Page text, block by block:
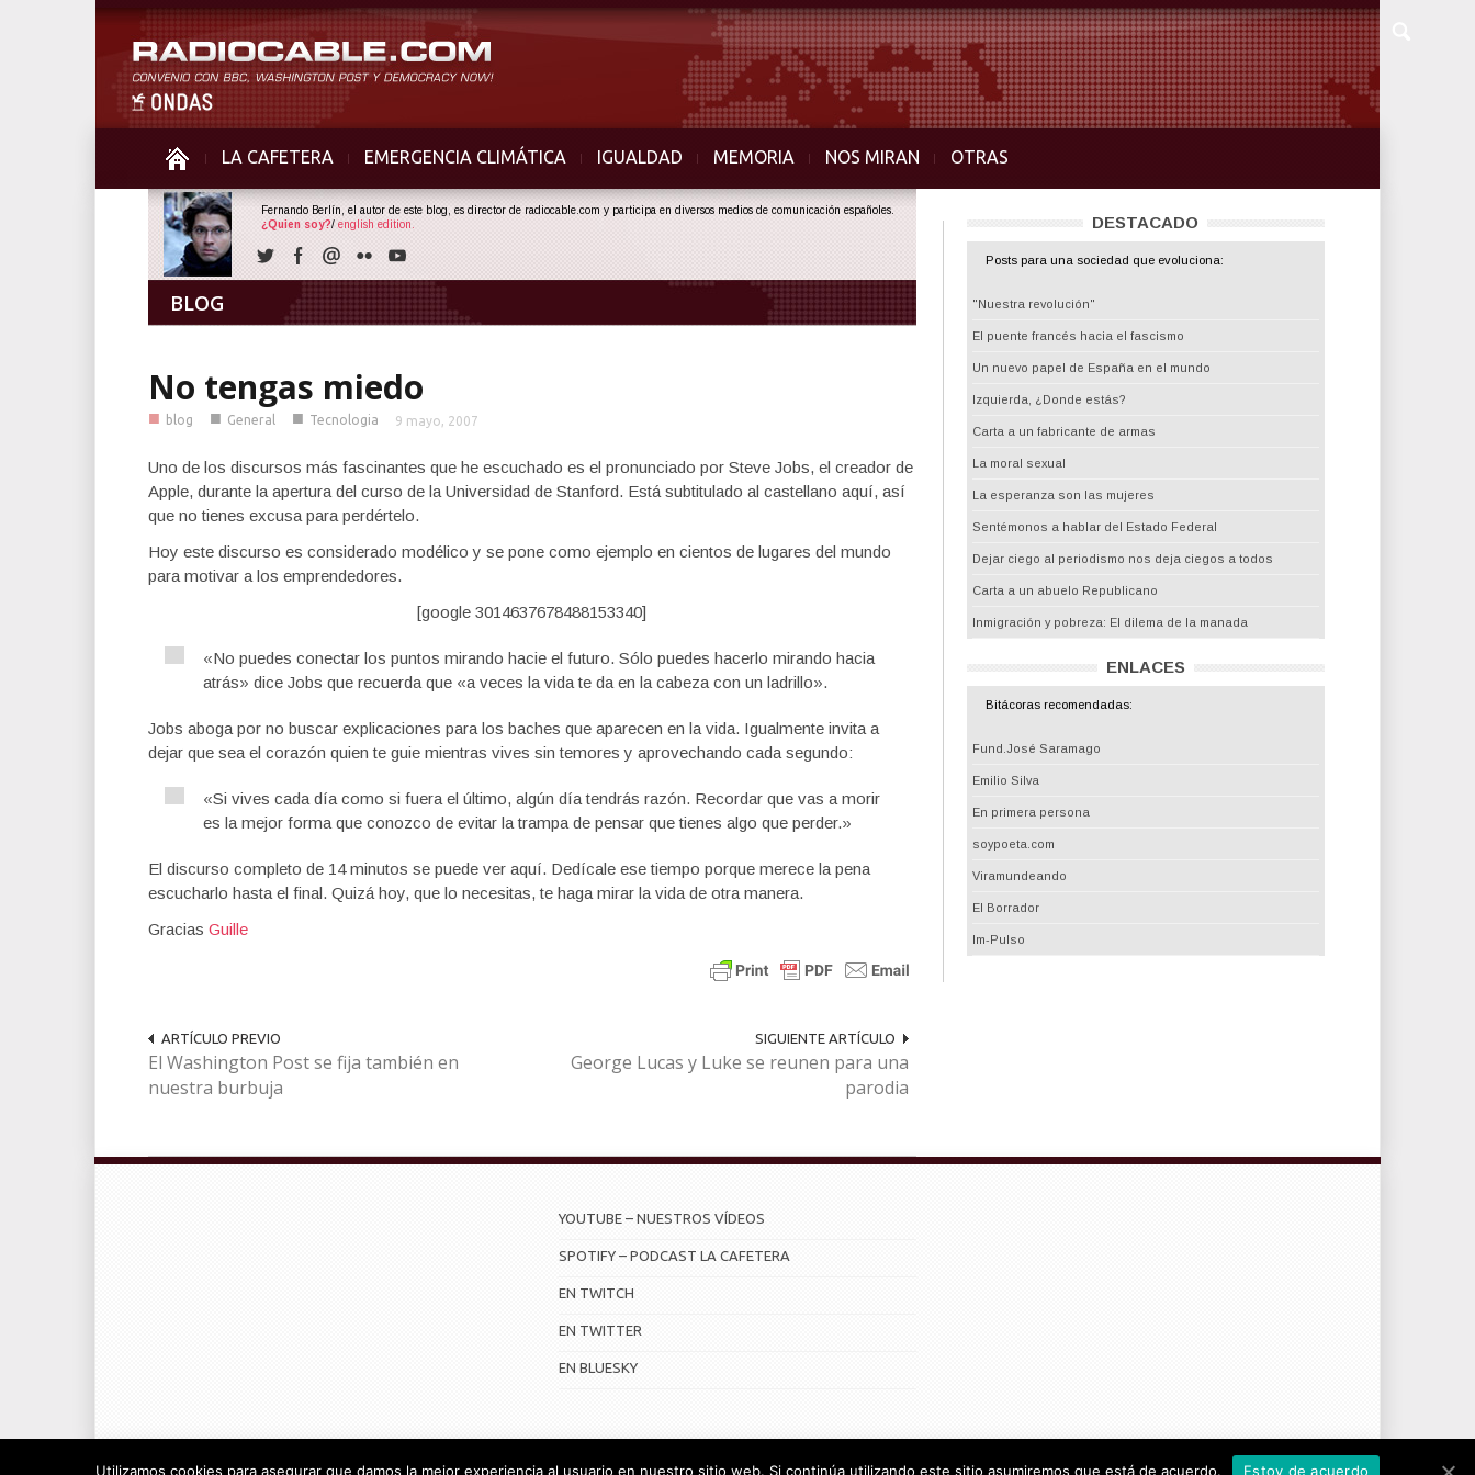
LA CAFETERA EMERGENCIA CLIMÁTICA IGUALDAD MEMORIA NOS MIRAN OTRAS
BLOG
Fernando Berlín, el autor de este blog, es director de radiocable.com y participa en diversos medios de comunicación españoles.
¿Quien soy?/ english edition.
No tengas miedo
■ blog ■ General ■ Tecnologia 9 mayo, 2007
Uno de los discursos más fascinantes que he escuchado es el pronunciado por Steve Jobs, el creador de
Apple, durante la apertura del curso de la Universidad de Stanford. Está subtitulado al castellano aquí, así
que no tienes excusa para perdértelo.
Hoy este discurso es considerado modélico y se pone como ejemplo en cientos de lugares del mundo
para motivar a los emprendedores.
[google 3014637678488153340]
«No puedes conectar los puntos mirando hacie el futuro. Sólo puedes hacerlo mirando hacia
atrás» dice Jobs que recuerda que «a veces la vida te da en la cabeza con un ladrillo».
Jobs aboga por no buscar explicaciones para los baches que aparecen en la vida. Igualmente invita a
dejar que sea el corazón quien te guie mientras vives sin temores y aprovechando cada segundo:
«Si vives cada día como si fuera el último, algún día tendrás razón. Recordar que vas a morir
es la mejor forma que conozco de evitar la trampa de pensar que tienes algo que perder.»
El discurso completo de 14 minutos se puede ver aquí. Dedícale ese tiempo porque merece la pena
escucharlo hasta el final. Quizá hoy, que lo necesitas, te haga mirar la vida de otra manera.
Gracias Guille
ARTÍCULO PREVIO
El Washington Post se fija también en
nuestra burbuja
SIGUIENTE ARTÍCULO
George Lucas y Luke se reunen para una
parodia
DESTACADO
Posts para una sociedad que evoluciona:
"Nuestra revolución"
El puente francés hacia el fascismo
Un nuevo papel de España en el mundo
Izquierda, ¿Donde estás?
Carta a un fabricante de armas
La moral sexual
La esperanza son las mujeres
Sentémonos a hablar del Estado Federal
Dejar ciego al periodismo nos deja ciegos a todos
Carta a un abuelo Republicano
Inmigración y pobreza: El dilema de la manada
ENLACES
Bitácoras recomendadas:
Fund.José Saramago
Emilio Silva
En primera persona
soypoeta.com
Viramundeando
El Borrador
Im-Pulso
YOUTUBE – NUESTROS VÍDEOS
SPOTIFY – PODCAST LA CAFETERA
EN TWITCH
EN TWITTER
EN BLUESKY
© Radiocable en Internet S.L. CONTRATO DE SERVICIOS Y POLÍTICA DE PRIVACIDAD
Utilizamos cookies para asegurar que damos la mejor experiencia al usuario en nuestro sitio web. Si continúa utilizando este sitio asumiremos que está de acuerdo. Estoy de acuerdo